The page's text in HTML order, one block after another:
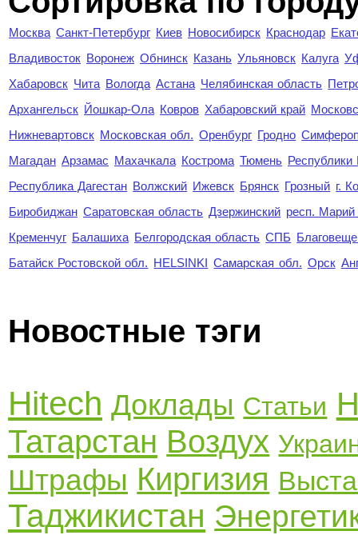
Москва Санкт-Петербург Киев Новосибирск Краснодар
Владивосток Воронеж Обнинск Казань Ульяновск Калуга
Хабаровск Чита Вологда Астана Челябинская область
Архангельск Йошкар-Ола Ковров Хабаровский край
Нижневартовск Московская обл. Оренбург Гродно
Магадан Арзамас Махачкала Кострома Тюмень Республики
Республика Дагестан Волжский Ижевск Брянск Грозный г.
Биробиджан Саратовская область Дзержинский респ.
Кременчуг Балашиха Белгородская область СПБ
Батайск Ростовской обл. HELSINKI Самарская обл. Орск
Новостные тэги
Hitech Доклады Статьи
Татарстан Воздух
Штрафы Киргизия
Таджикистан